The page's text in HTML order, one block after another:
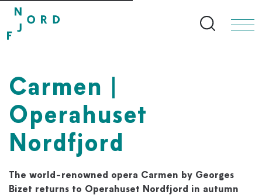
Search
Carmen |
Operahuset
Nordfjord
The world-renowned opera Carmen by Georges
Bizet returns to Operahuset Nordfjord in autumn